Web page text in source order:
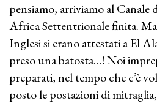
pensiamo, arriviamo al Canale
Africa Settentrionale finita.
Inglesi si erano attestati a El
preso una batosta…! Noi
preparati, nel tempo che c’è
posto le postazioni di